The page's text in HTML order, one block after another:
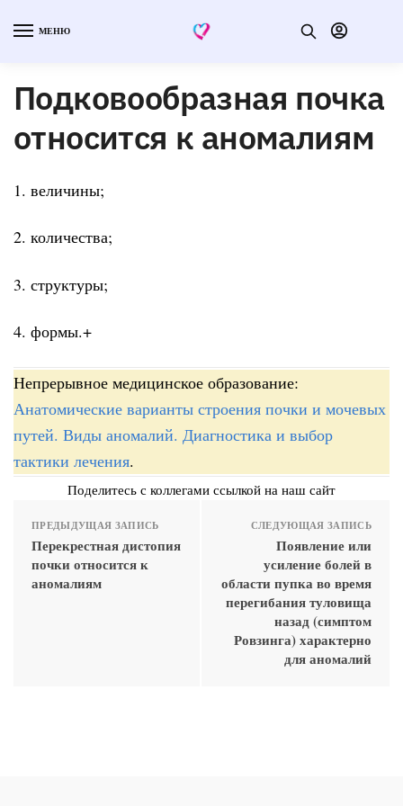
МЕНЮ
Подковообразная почка
относится к аномалиям
1. величины;
2. количества;
3. структуры;
4. формы.+
Непрерывное медицинское образование:
Анатомические варианты строения почки и мочевых
путей. Виды аномалий. Диагностика и выбор
тактики лечения.
Поделитесь с коллегами ссылкой на наш сайт
ПРЕДЫДУЩАЯ ЗАПИСЬ
Перекрестная дистопия
почки относится к
аномалиям
СЛЕДУЮЩАЯ ЗАПИСЬ
Появление или
усиление болей в
области пупка во время
перегибания туловища
назад (симптом
Ровзинга) характерно
для аномалий